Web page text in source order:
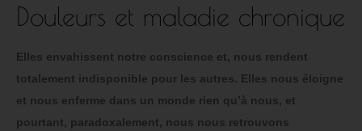
Douleurs et maladie chronique
Elles envahissent notre conscience et, nous rendent
totalement indisponible pour les autres. Elles nous éloigne
et nous enferme dans un monde rien qu’à nous, et
pourtant, paradoxalement, nous nous retrouvons